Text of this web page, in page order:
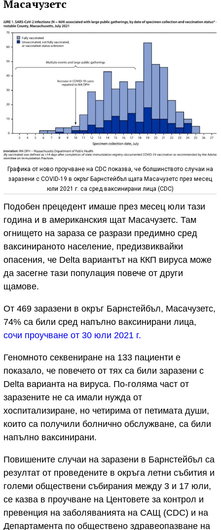
Масачузетс
Графика от ново проучване на CDC показва, че болшинството случаи на
заразени с COVID-19 в окръг Барнстейбъл щата Масачузетс през месец
юли 2021 г. са сред ваксинирани лица (CDC)
Подобен прецедент имаше през месец юли тази
година и в американския щат Масачузетс. Там
огнището на зараза се разрази предимно сред
ваксинираното население, предизвиквайки
опасения, че Delta вариантът на ККП вируса може
да засегне тази популация повече от други
щамове.
От 469 заразени в окръг Барнстейбъл, Масачузетс,
74% са били сред напълно ваксинирани лица,
сочи проучване от 30 юли 2021 г.
Геномното секвениране на 133 пациенти е
показало, че повечето от тях са били заразени с
Delta варианта на вируса. По-голяма част от
заразените не са имали нужда от
хоспитализиране, но четирима от петимата души,
които са получили болнично обслужване, са били
напълно ваксинирани.
Повишените случаи на заразени в Барнстейбъл са
резултат от проведените в окръга летни събития и
големи обществени събирания между 3 и 17 юли,
се казва в проучване на Центовете за контрол и
превенция на заболяванията на САЩ (CDC) и на
Департамента по обществено здравеопазване на